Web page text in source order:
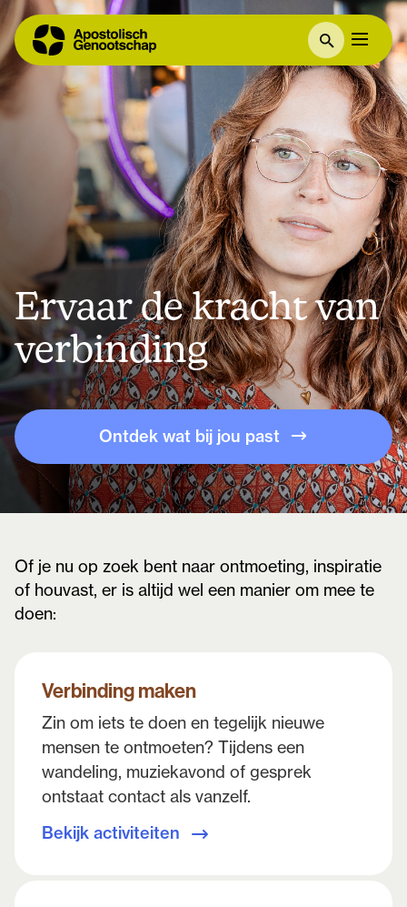
Ervaar de kracht van
verbinding
Ontdek wat bij jou past
Of je nu op zoek bent naar ontmoeting, inspiratie
of houvast, er is altijd wel een manier om mee te
doen:
Verbinding maken
Zin om iets te doen en tegelijk nieuwe
mensen te ontmoeten? Tijdens een
wandeling, muziekavond of gesprek
ontstaat contact als vanzelf.
Bekijk activiteiten